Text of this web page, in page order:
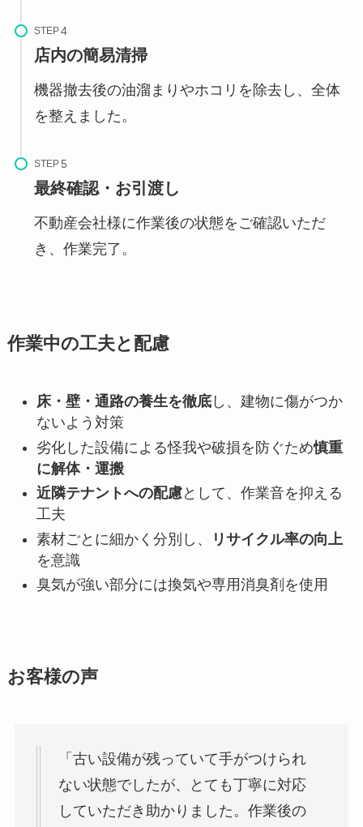
STEP
店内の簡易清掃
機器撤去後の油溜まりやホコリを除去し、全体
を整えました。
STEP
最終確認・お引渡し
不動産会社様に作業後の状態をご確認いただ
き、作業完了。
作業中の工夫と配慮
床・壁・通路の養生を徹底し、建物に傷がつか
ないよう対策
劣化した設備による怪我や破損を防ぐため慎重
に解体・運搬
近隣テナントへの配慮として、作業音を抑える
工夫
素材ごとに細かく分別し、
リサイクル率の向上
を意識
臭気が強い部分には換気や専用消臭剤を使用
お客様の声
「古い設備が残っていて手がつけられ
ない状態でしたが、とても丁寧に対応
していただき助かりました。作業後の